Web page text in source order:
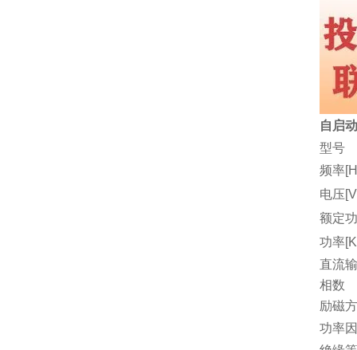
自启
型号
频率
电压
额定
功率
直流
相数
励磁
功率